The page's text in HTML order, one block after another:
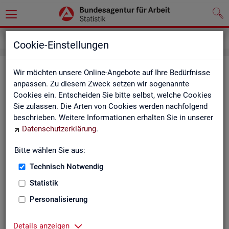
Cookie-Einstellungen
Wir möchten unsere Online-Angebote auf Ihre Bedürfnisse
anpassen. Zu diesem Zweck setzen wir sogenannte
Cookies ein. Entscheiden Sie bitte selbst, welche Cookies
Sie zulassen. Die Arten von Cookies werden nachfolgend
beschrieben. Weitere Informationen erhalten Sie in unserer
Datenschutzerklärung.
Bitte wählen Sie aus:
Technisch Notwendig
Statistik
Personalisierung
Details anzeigen
Kon­takt
Nut­zen Sie die Mög­lich­keit mit uns in Kon­takt zu tre­ten!
Sie haben Fra­gen zum An­ge­bot?
Sie be­nö­ti­gen auf Ihre Fra­ge­stel­lung zu­ge­schnit­te­ne Son­der­
Ihr Sta­tis­tik-Ser­vice hilft Ihnen wei­ter!
Zen­tra­ler Sta­tis­tik-Ser­vice